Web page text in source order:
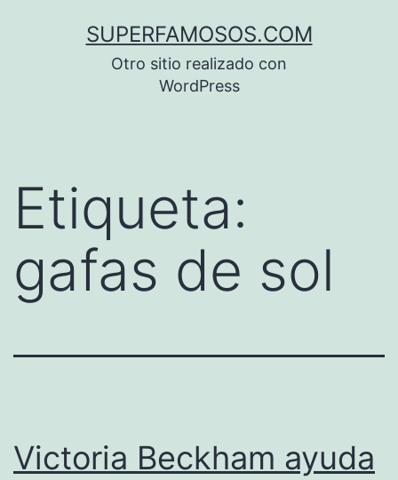
SUPERFAMOSOS.COM
Otro sitio realizado con
WordPress
Etiqueta:
gafas de sol
Victoria Beckham ayuda